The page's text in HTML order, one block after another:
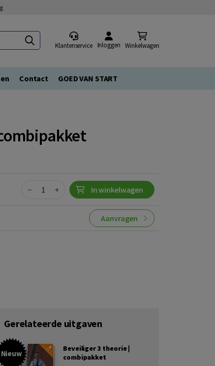
Klantenservice Inloggen Winkelwagen
Contact GOED VAN START
Quantity
− + In winkelwagen
Aanvragen
Gerelateerde uitgaven
Nieuw
Beveiliger 3 theorie |
combipakket